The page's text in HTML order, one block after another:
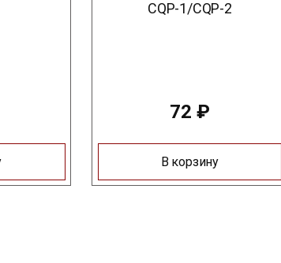
CQP-1/CQP-2
72 ₽
В корзину